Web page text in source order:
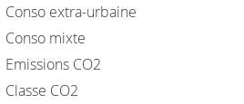
Conso extra-urbaine
Conso mixte
Emissions CO2
Classe CO2